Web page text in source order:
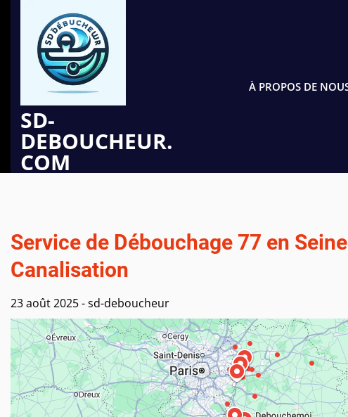
contenu
SD-
DEBOUCHEUR.
COM
À PROPOS DE
Service de Débouchage 77 en
Canalisation
23 août 2025-sd-deboucheur